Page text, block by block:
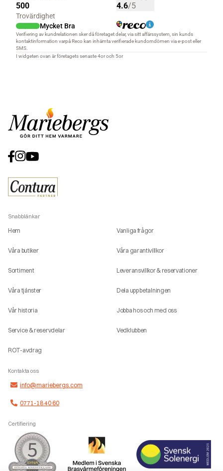
Snabblänkar
Hem
Våra butiker
Sortiment
Våra tjänster
Vår historia
Service & reservdelar
ROT-avdrag
Vanliga frågor
Våra garantivillkor
Leveransvillkor & reservationer
Dela upp betalningen
Jobba hos och med oss
Vedklubben
Kontakta oss
info@mariebergs.com
0771-18 40 60
Certifiering